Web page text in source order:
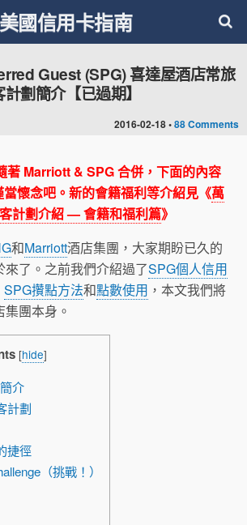
美國信用卡指南
2016-02-18 •88 Comments
Guest (SPG) 喜達屋酒店常旅
計劃簡介【已過期】
著 Marriott & SPG 合併，下面的內容
懷念吧。新的會籍福利等介紹見《萬
計劃介紹 — 會籍和福利篇》
和Marriott酒店集團，大家期盼已久的
了。之前我們介紹過了SPG個人信用
SPG攢點方法和點數使用 ，本文我們將
團本身。
[hide]
介
計劃
捷徑
（挑戰！）